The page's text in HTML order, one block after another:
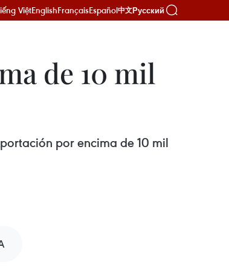
ViệtEnglishFrançaisEspañol中文Русский
de 10 mil
por encima de 10 mil